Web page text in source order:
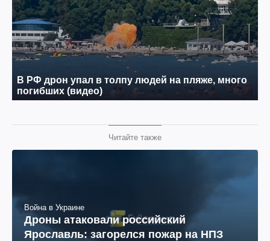
Читайте также
Война в Украине
Дроны атаковали российский
Ярославль: загорелся пожар на НПЗ